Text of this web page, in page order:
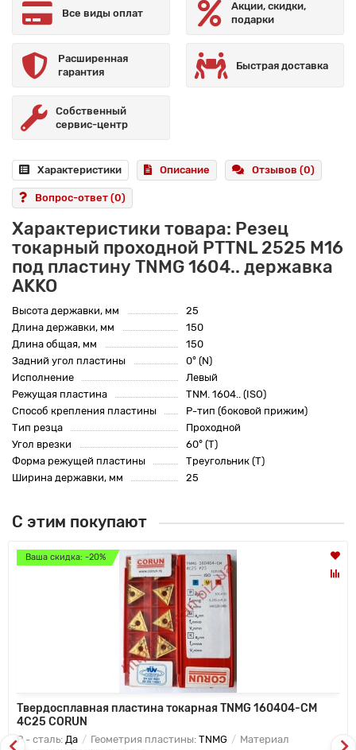
Все виды оплат
Акции, скидки,
подарки
Расширенная
гарантия
Быстрая доставка
Собственный
сервис-центр
Характеристики Описание Отзывов (0)
Вопрос-ответ (0)
Характеристики товара: Резец
токарный проходной PTTNL 2525 M16
под пластину TNMG 1604.. державка
AKKO
Высота державки, мм
25
Длина державки, мм
150
Длина общая, мм
150
Задний угол пластины
0° (N)
Исполнение
Левый
Режущая пластина
TNM. 1604.. (ISO)
Способ крепления пластины
P-тип (боковой прижим)
Тип резца
Проходной
Угол врезки
60° (T)
Форма режущей пластины
Треугольник (T)
Ширина державки, мм
25
С этим покупают
Ваша скидка: -20%
Твердосплавная пластина токарная TNMG 160404-CM
4C25 CORUN
P - сталь: Да Геометрия пластины: TNMG
Материал